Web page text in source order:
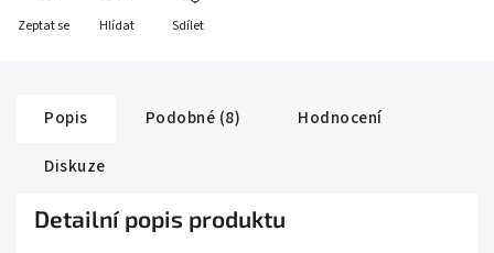
Zeptat se Hlídat Sdílet
Popis Podobné (8)
Hodnocení
Diskuze
Detailní popis produktu